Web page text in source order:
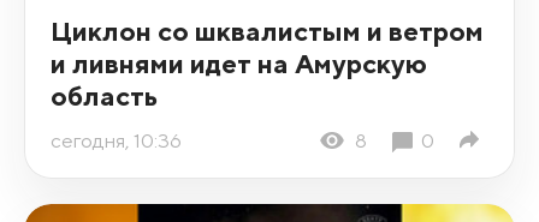
Циклон со шквалистым и ветром
и ливнями идет на Амурскую
область
сегодня, 10:36 8 0